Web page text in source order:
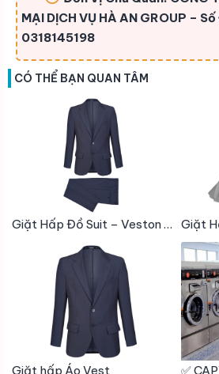
MẠI DỊCH VỤ HÀ AN GROUP –
0318145198
CÓ THỂ BẠN QUAN TÂM
Giặt Hấp Đồ Suit – Veston / Bộ Blazer
Giặt hấp Áo Vest